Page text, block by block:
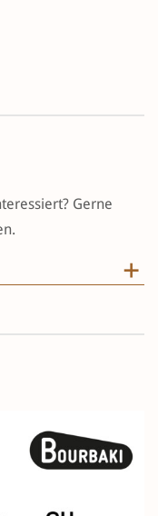
Gerne